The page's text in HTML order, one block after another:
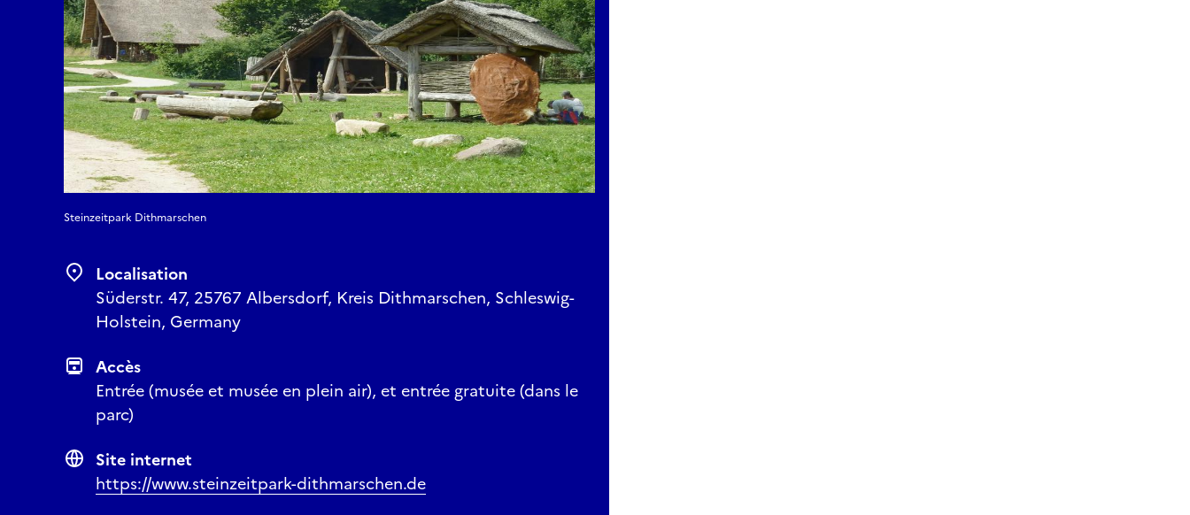
Steinzeitpark Dithmarschen
Localisation
Süderstr. 47, 25767 Albersdorf, Kreis Dithmarschen, Schleswig-
Holstein, Germany
Accès
Entrée (musée et musée en plein air), et entrée gratuite (dans le
parc)
Site internet
https://www.steinzeitpark-dithmarschen.de